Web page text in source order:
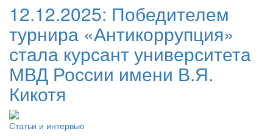
12.12.2025: Победителем
турнира «Антикоррупция»
стала курсант университета
МВД России имени В.Я.
Кикотя
Статьи и интервью